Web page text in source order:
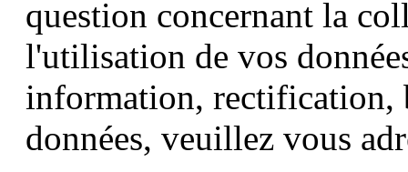
question concernant la
l'utilisation de vos
information, rectification,
données, veuillez vous